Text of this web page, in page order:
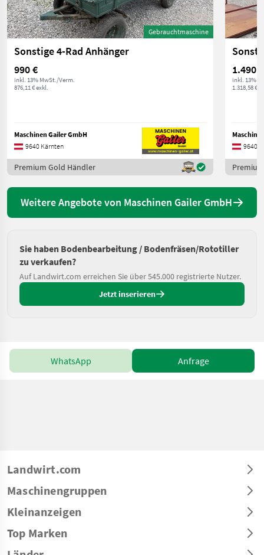
Gebrauchtmaschine
Sonstige 4-Rad Anhänger
990 €
inkl. 13% MwSt./Verm.
876,11 € exkl.
Maschinen Gailer GmbH
9640 Kärnten
Premium Gold Händler
1.490 €
inkl. 13%
1.318,58 €
9640
Weitere Angebote von Maschinen Gailer GmbH
Sie haben Bodenbearbeitung / Bodenfräsen/Rototiller
zu verkaufen?
Auf Landwirt.com erreichen Sie über 545.000 registrierte Nutzer.
Jetzt inserieren
WhatsApp Anfrage
Landwirt.com
Maschinengruppen
Kleinanzeigen
Top Marken